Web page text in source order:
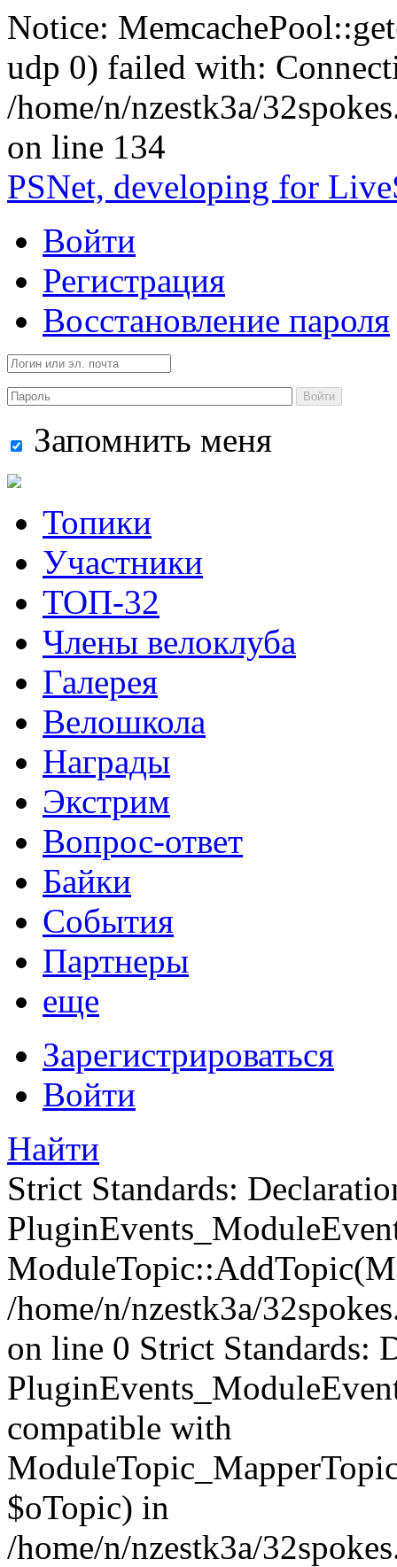
Notice:
udp 0) failed with:
/home/n/nzestk3a/
on line 134
PSNet, developing for
Войти
Регистрация
Восстановление пароля
Войти
Запомнить меня
Топики
Участники
ТОП-32
Члены велоклуба
Галерея
Велошкола
Награды
Экстрим
Вопрос-ответ
Байки
События
Партнеры
еще
Зарегистрироваться
Войти
Найти
Strict Standards:
/home/n/nzestk3a/
on line 0 Strict Standards:
compatible with
$oTopic) in
/home/n/nzestk3a/